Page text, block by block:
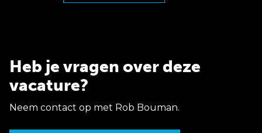
Heb je vragen over deze
vacature?
Neem contact op met Rob Bouman.